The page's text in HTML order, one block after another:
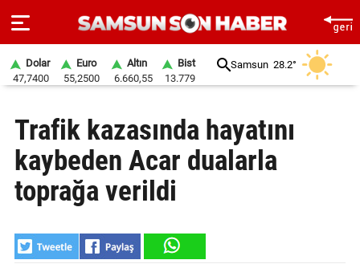
SAYFA
SAMSUN
HABER
GÜNDEM
Dolar
47,7400
Euro
55,2500
Altın
6.660,55
Bist
13.779
Samsun 28.2°
Trafik kazasında hayatını
kaybeden Acar dualarla
toprağa verildi